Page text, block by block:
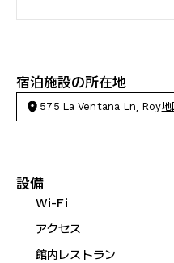
宿泊施設の所在地
575 La Ventana Ln, Roy地
設備
Wi-Fi
アクセス
館内レストラン